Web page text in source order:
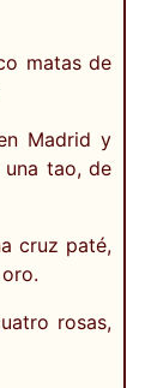
matas de
Madrid y
una tao, de
cruz paté,
rosas,